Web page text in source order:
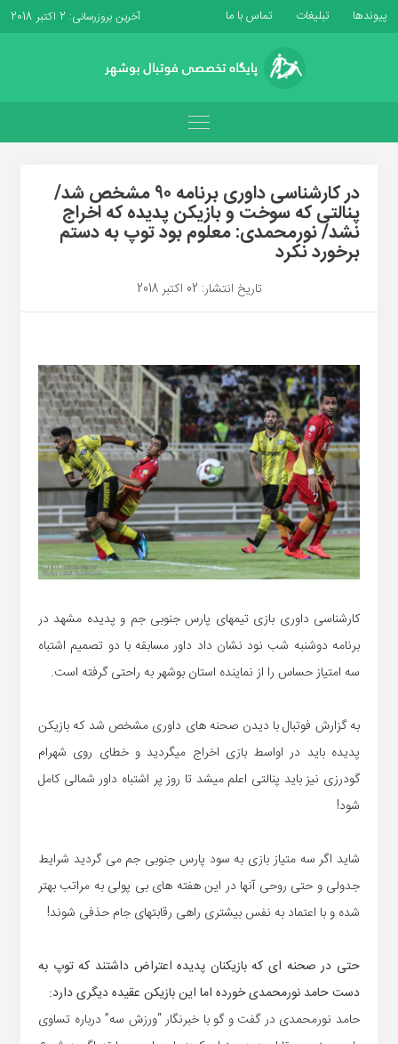
پیوندها تبلیغات تماس با ما آخرین بروزرسانی: 2 اکتبر 2018
در کارشناسی داوری برنامه ۹۰ مشخص شد/
پنالتی که سوخت و بازیکن پدیده که اخراج
نشد/ نورمحمدی: معلوم بود توپ به دستم
برخورد نکرد
تاریخ انتشار: 02 اکتبر 2018
کارشناسی داوری بازی تیمهای پارس جنوبی جم و پدیده مشهد در
برنامه دوشنبه شب نود نشان داد داور مسابقه با دو تصمیم اشتباه
سه امتیاز حساس را از نماینده استان بوشهر به راحتی گرفته است.
به گزارش فوتبال با دیدن صحنه های داوری مشخص شد که بازیکن
پدیده باید در اواسط بازی اخراج میگردید و خطای روی شهرام
گودرزی نیز باید پنالتی اعلم میشد تا روز پر اشتباه داور شمالی کامل
شود!
شاید اگر سه متیاز بازی به سود پارس جنوبی جم می گردید شرایط
جدولی و حتی روحی آنها در این هفته های بی پولی به مراتب بهتر
شده و با اعتماد به نفس بیشتری راهی رقابتهای جام حذفی شوند!
حتی در صحنه ای که بازیکنان پدیده اعتراض داشتند که توپ به
دست حامد نورمحمدی خورده اما این بازیکن عقیده دیگری دارد:
حامد نورمحمدی در گفت و گو با خبرنگار “ورزش سه” درباره تساوی